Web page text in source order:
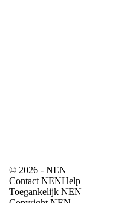
© 2026 - NEN
Contact NENHelp
Toegankelijk NEN